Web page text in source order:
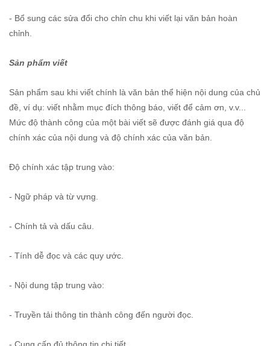
- Bổ sung các sửa đổi cho chỉn chu khi viết lại văn bản hoàn
chỉnh.
Sản phẩm viết
Sản phẩm sau khi viết chính là văn bản thể hiện nội dung của chủ
đề, ví dụ: viết nhằm mục đích thông báo, viết để cảm ơn, v.v...
Mức độ thành công của một bài viết sẽ được đánh giá qua độ
chính xác của nội dung và độ chính xác của văn bản.
Độ chính xác tập trung vào:
- Ngữ pháp và từ vựng.
- Chính tả và dấu câu.
- Tính dễ đọc và các quy ước.
- Nội dung tập trung vào:
- Truyền tải thông tin thành công đến người đọc.